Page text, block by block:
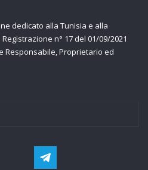
dedicato alla Tunisia e alla
n° 17 del 01/09/2021
Responsabile, Proprietario ed